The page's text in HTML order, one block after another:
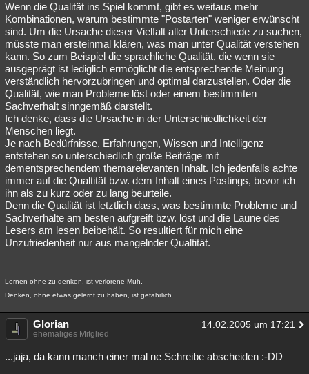
Wenn die Qualität ins Spiel kommt, gibt es weitaus mehr
Kombinationen, warum bestimmte "Postarten" weniger erwünscht
sind. Um die Ursache dieser Vielfalt aller Unterschiede zu suchen,
müsste man ersteinmal klären, was man unter Qualität verstehen
kann. So zum Beispiel die sprachliche Qualität, die wenn sie
ausgeprägt ist lediglich ermöglicht die entsprechende Meinung
verständlich hervorzubringen und optimal darzustellen. Oder die
Qualität, wie man Probleme löst oder einem bestimmten
Sachverhalt sinngemäß darstellt.
Ich denke, dass die Ursache in der Unterschiedlichkeit der
Menschen liegt.
Je nach Bedürfnisse, Erfahrungen, Wissen und Intelligenz
entstehen so unterschiedlich große Beiträge mit
dementsprechendem themarelevanten Inhalt. Ich jedenfalls achte
immer auf die Qualtität bzw. dem Inhalt eines Postings, bevor ich
ihn als zu kurz oder zu lang beurteile.
Denn die Qualität ist letztlich dass, was bestimmte Probleme und
Sachverhälte am besten aufgreift bzw. löst und die Laune des
Lesers am lesen beibehält. So resultiert für mich eine
Unzufriedenheit nur aus mangelnder Qualtität.
Lernen ohne zu denken, ist verlorene Müh.
Denken, ohne etwas gelernt zu haben, ist gefährlich.
Glorian 14.02.2005 um 17:21
ehemaliges Mitglied
...jaja, da kann manch einer mal ne Schreibe abscheiden :-DD